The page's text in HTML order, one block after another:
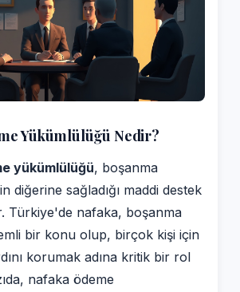
Yükümlülüğü Nedir?
yükümlülüğü, boşanma
diğerine sağladığı maddi destek
Türkiye'de nafaka, boşanma
bir konu olup, birçok kişi için
korumak adına kritik bir rol
nafaka ödeme